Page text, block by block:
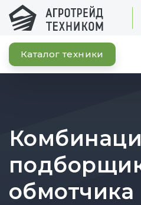
Каталог техники
обмотчика